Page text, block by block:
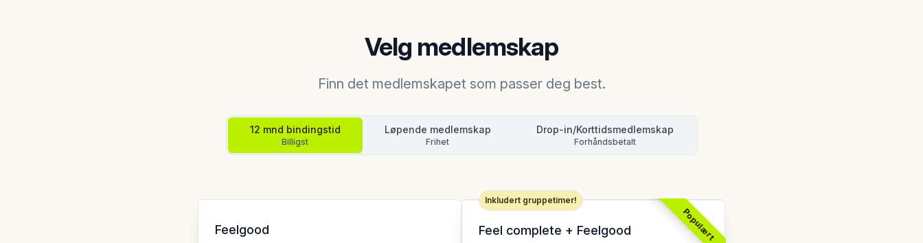
Velg medlemskap
Finn det medlemskapet som passer deg best.
12 mnd bindingstid
Billigst
Løpende medlemskap
Frihet
Drop-in/Korttidsmedlemskap
Forhåndsbetalt
Feelgood Populært
Feel complete + Feelgood
Inkludert gruppetimer!